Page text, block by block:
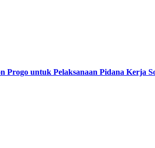
Progo untuk Pelaksanaan Pidana Kerja